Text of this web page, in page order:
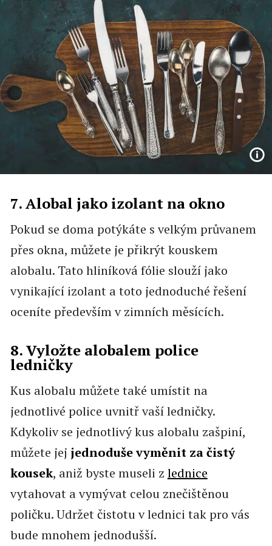
7. Alobal jako izolant na okno
Pokud se doma potýkáte s velkým průvanem
přes okna, můžete je přikrýt kouskem
alobalu. Tato hliníková fólie slouží jako
vynikající izolant a toto jednoduché řešení
oceníte především v zimních měsících.
8. Vyložte alobalem police
ledničky
Kus alobalu můžete také umístit na
jednotlivé police uvnitř vaší ledničky.
Kdykoliv se jednotlivý kus alobalu zašpiní,
můžete jej jednoduše vyměnit za čistý
kousek, aniž byste museli z lednice
vytahovat a vymývat celou znečištěnou
poličku. Udržet čistotu v lednici tak pro vás
bude mnohem jednodušší.